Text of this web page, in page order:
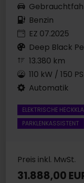
Benzin
EZ 07.2025
Deep Black
13.380 km
110 kW / 150 PS
Automatik
ELEKTRISCHE
PARKLENKASSISTENT
Preis inkl. MwSt.
31.888,00